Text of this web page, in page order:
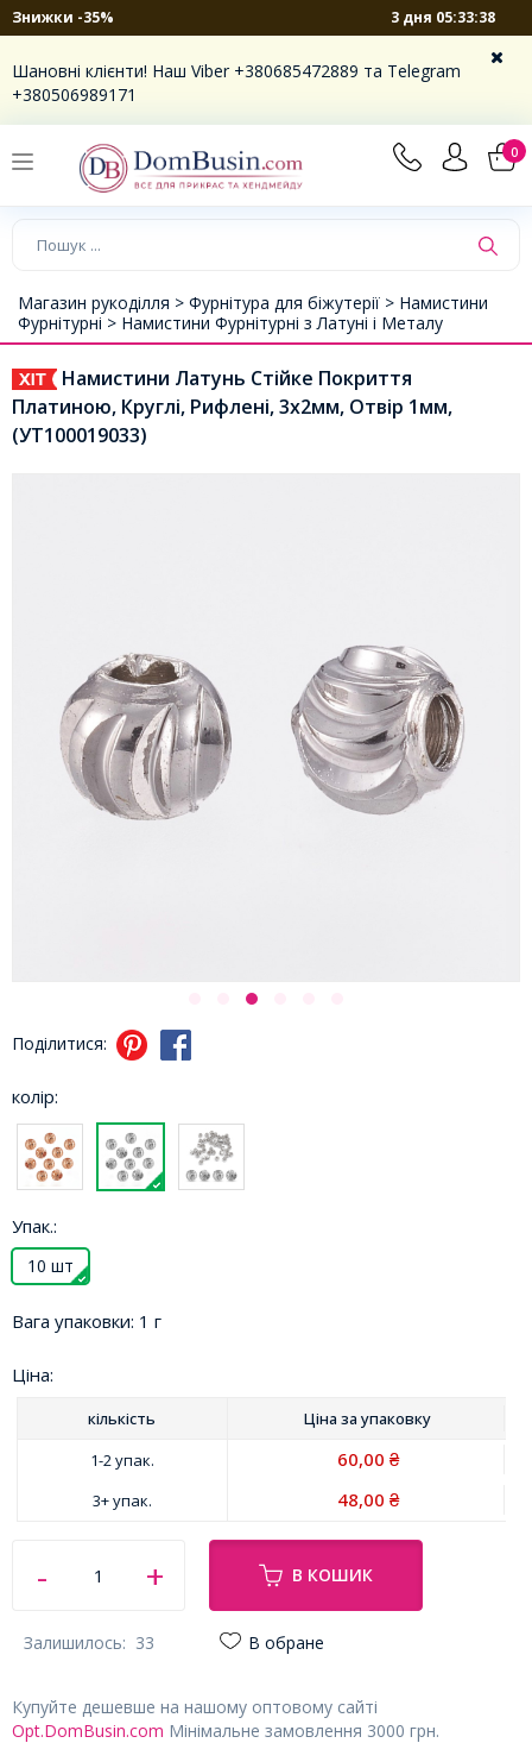
Знижки -35% 3 дня 05:33:37
Шановні клієнти! Наш Viber +380685472889 та Telegram
+380506989171
0
Магазин рукоділля > Фурнітура для біжутерії > Намистини
Фурнітурні > Намистини Фурнітурні з Латуні і Металу
Намистини Латунь Стійке Покриття
Платиною, Круглі, Рифлені, 3х2мм, Отвір 1мм,
(УТ100019033)
Поділитися:
колір:
Упак.:
10 шт
Вага упаковки: 1 г
Ціна:
кількість Ціна заупаковку
1-2 упак.
60,00 ₴
3+ упак. 48,00 ₴
В КОШИК
Залишилось: 33 В обране
Купуйте дешевше на нашому оптовому сайті
Opt.DomBusin.com Мінімальне замовлення 3000 грн.